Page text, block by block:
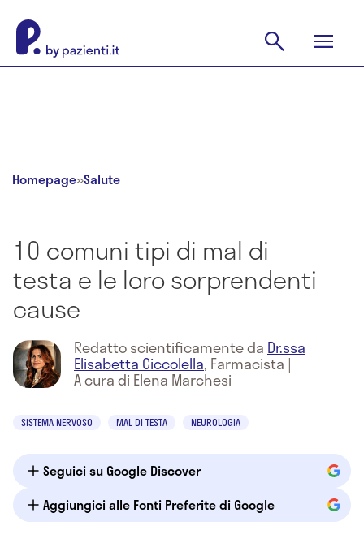
Homepage»Salute
10 comuni tipi di mal di
testa e le loro sorprendenti
cause
Redatto scientificamente da Dr.ssa
Elisabetta Ciccolella, Farmacista |
A cura di Elena Marchesi
SISTEMA NERVOSO MAL DI TESTA NEUROLOGIA
Seguici su Google Discover
Aggiungici alle Fonti Preferite di Google